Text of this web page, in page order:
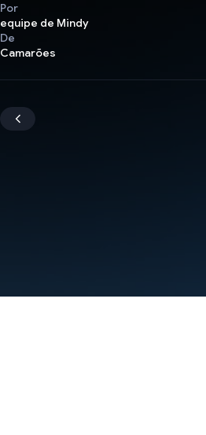
Por
equipe de Mindy
De
Camarões